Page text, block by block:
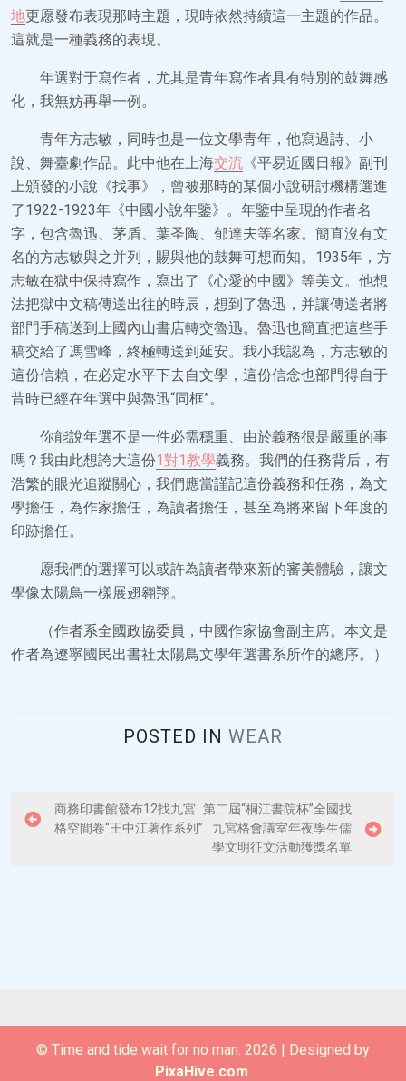
地更愿發布表現那時主題，現時依然持續這一主題的作品。
這就是一種義務的表現。
年選對于寫作者，尤其是青年寫作者具有特別的鼓舞感
化，我無妨再舉一例。
青年方志敏，同時也是一位文學青年，他寫過詩、小
說、舞臺劇作品。此中他在上海交流 《平易近國日報》副刊
上頒發的小說《找事》，曾被那時的某個小說研討機構選進
了1922-1923年《中國小說年鑒》。年鑒中呈現的作者名
字，包含魯迅、茅盾、葉圣陶、郁達夫等名家。簡直沒有文
名的方志敏與之并列，賜與他的鼓舞可想而知。1935年，方
志敏在獄中保持寫作，寫出了《心愛的中國》等美文。他想
法把獄中文稿傳送出往的時辰，想到了魯迅，并讓傳送者將
部門手稿送到上國內山書店轉交魯迅。魯迅也簡直把這些手
稿交給了馮雪峰，終極轉送到延安。我小我認為，方志敏的
這份信賴，在必定水平下去自文學，這份信念也部門得自于
昔時已經在年選中與魯迅“同框”。
你能說年選不是一件必需穩重、由於義務很是嚴重的事
嗎？我由此想誇大這份1對1教學義務。我們的任務背后，有
浩繁的眼光追蹤關心，我們應當謹記這份義務和任務，為文
學擔任，為作家擔任，為讀者擔任，甚至為將來留下年度的
印跡擔任。
愿我們的選擇可以或許為讀者帶來新的審美體驗，讓文
學像太陽鳥一樣展翅翱翔。
（作者系全國政協委員，中國作家協會副主席。本文是
作者為遼寧國民出書社太陽鳥文學年選書系所作的總序。）
POSTED IN WEAR
P
g
商務印書館發布12找九宮
格空間卷“王中江著作系列”
第二屆“桐江書院杯”全國找
九宮格會議室年夜學生儒
學文明征文活動獲獎名單
© Time and tide wait for no man. 2026 | Designed by
PixaHive.com.